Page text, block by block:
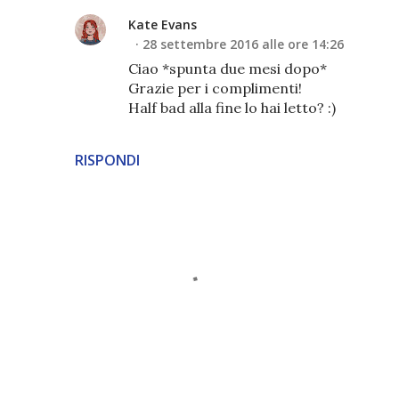
RISPONDI
Kate Evans
28 settembre 2016 alle ore 14:26
Ciao *spunta due mesi dopo*
Grazie per i complimenti!
Half bad alla fine lo hai letto? :)